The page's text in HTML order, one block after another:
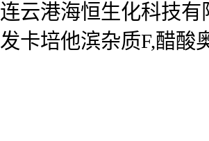
连云港海恒生化科技有
发卡培他滨杂质F,醋酸